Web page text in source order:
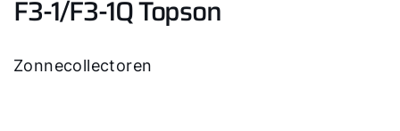
F3-1/F3-1Q Topson
Zonnecollectoren